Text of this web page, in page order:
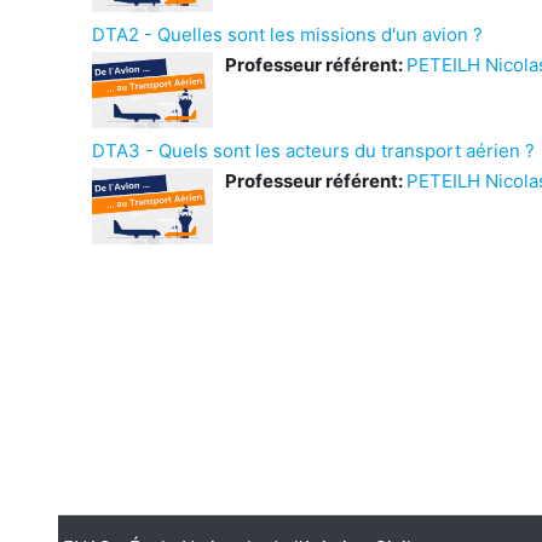
DTA2 - Quelles sont les missions d'un avion ?
Professeur référent: PETEILH
DTA3 - Quels sont les acteurs du transport aérien ?
Professeur référent: PETEILH